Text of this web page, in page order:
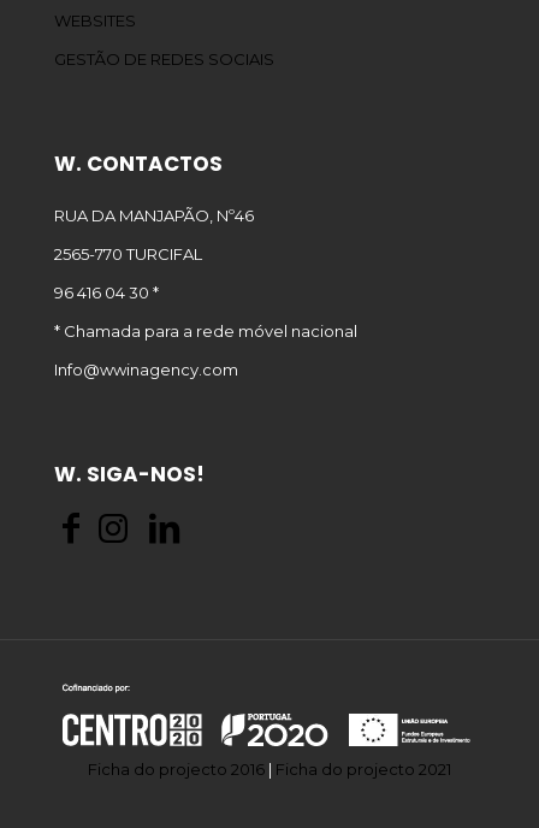
WEBSITES
GESTÃO DE REDES SOCIAIS
W. CONTACTOS
RUA DA MANJAPÃO, Nº46
2565-770 TURCIFAL
96 416 04 30 *
* Chamada para a rede móvel nacional
Info@wwinagency.com
W. SIGA-NOS!
Ficha do projecto 2016 | Ficha do projecto 2021